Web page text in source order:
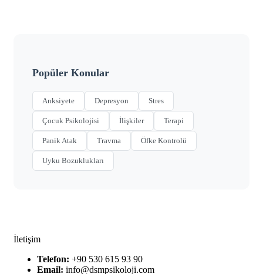
Popüler Konular
Anksiyete Depresyon Stres
Çocuk Psikolojisi İlişkiler Terapi
Panik Atak Travma Öfke Kontrolü
Uyku Bozuklukları
İletişim
Telefon: +90 530 615 93 90
Email: info@dsmpsikoloji.com